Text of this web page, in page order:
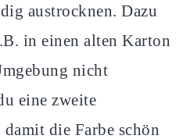
austrocknen. Dazu
in einen alten Karton
nicht
eine zweite
die Farbe schön